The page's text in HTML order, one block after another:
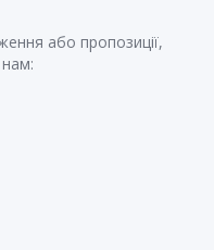
або пропозиції,